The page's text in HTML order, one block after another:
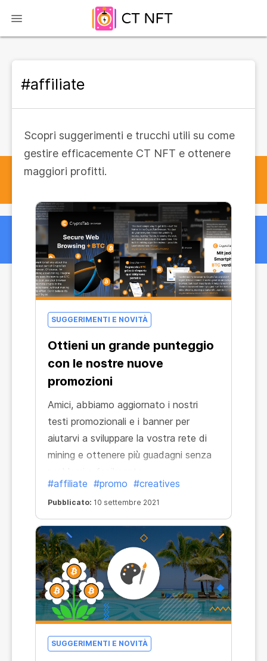
#affiliate
Scopri suggerimenti e trucchi utili su come
gestire efficacemente CT NFT e ottenere
maggiori profitti.
SUGGERIMENTI E NOVITÀ
Ottieni un grande punteggio
con le nostre nuove
promozioni
Amici, abbiamo aggiornato i nostri
testi promozionali e i banner per
aiutarvi a sviluppare la vostra rete di
mining e ottenere più guadagni senza
#affiliate #promo #creatives
Pubblicato: 10 settembre 2021
SUGGERIMENTI E NOVITÀ